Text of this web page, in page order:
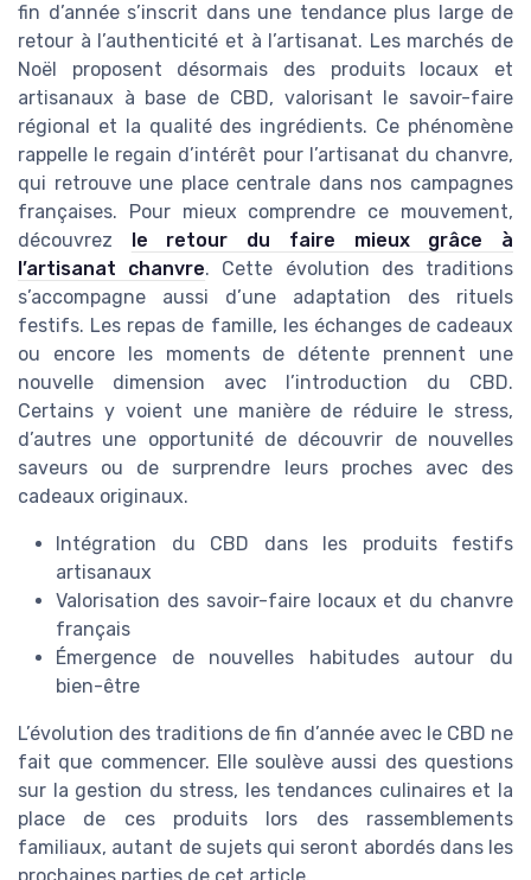
fin d’année s’inscrit dans une tendance plus large de
retour à l’authenticité et à l’artisanat. Les marchés de
Noël proposent désormais des produits locaux et
artisanaux à base de CBD, valorisant le savoir-faire
régional et la qualité des ingrédients. Ce phénomène
rappelle le regain d’intérêt pour l’artisanat du chanvre,
qui retrouve une place centrale dans nos campagnes
françaises. Pour mieux comprendre ce mouvement,
découvrez
le retour du faire mieux grâce à
l’artisanat chanvre. Cette évolution des traditions
s’accompagne aussi d’une adaptation des rituels
festifs. Les repas de famille, les échanges de cadeaux
ou encore les moments de détente prennent une
nouvelle dimension avec l’introduction du CBD.
Certains y voient une manière de réduire le stress,
d’autres une opportunité de découvrir de nouvelles
saveurs ou de surprendre leurs proches avec des
cadeaux originaux.
Intégration du CBD dans les produits festifs
artisanaux
Valorisation des savoir-faire locaux et du chanvre
français
Émergence de nouvelles habitudes autour du
bien-être
L’évolution des traditions de fin d’année avec le CBD ne
fait que commencer. Elle soulève aussi des questions
sur la gestion du stress, les tendances culinaires et la
place de ces produits lors des rassemblements
familiaux, autant de sujets qui seront abordés dans les